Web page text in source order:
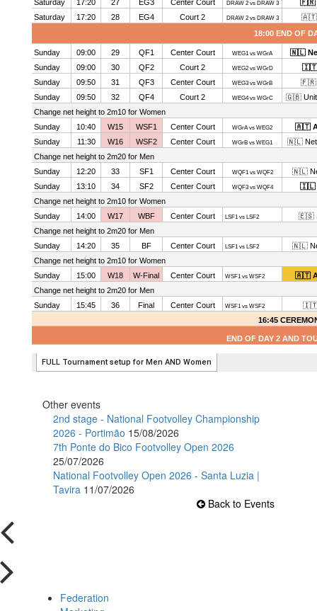
Other events
2nd stage - National Footvolley Championship
2026 - Portimão 15/08/2026
7th Ponte do Bico Footvolley Open 2026
25/07/2026
National Footvolley Open 2026 - Santa Luzia |
Tavira 11/07/2026
Back to Events
Federation